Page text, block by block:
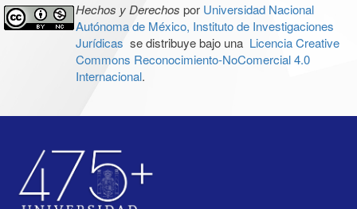
Hechos y Derechos por Universidad Nacional
Autónoma de México, Instituto de Investigaciones
Jurídicas se distribuye bajo una Licencia Creative
Commons Reconocimiento-NoComercial 4.0
Internacional.